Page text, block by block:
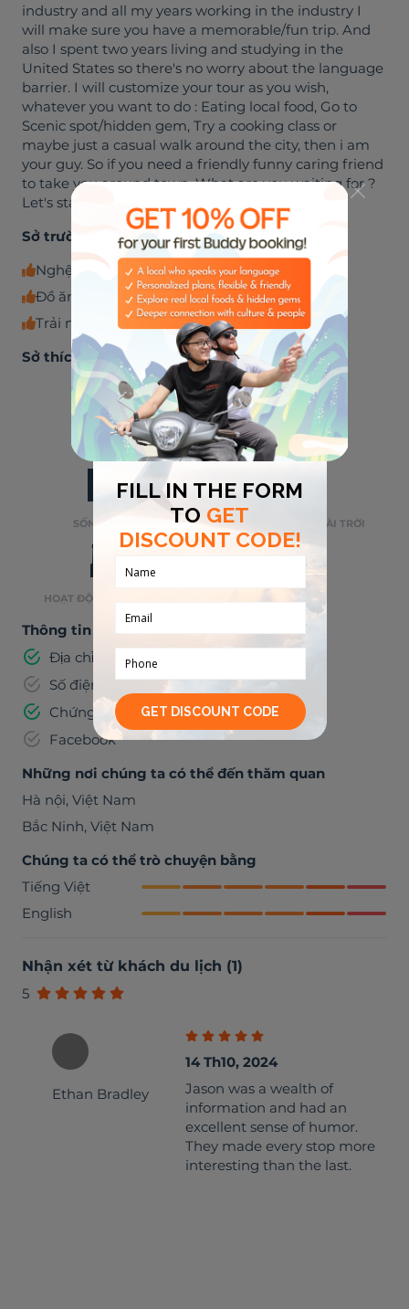
industry and all my years working in the industry I
will make sure you have a memorable/fun trip. And
also I spent two years living and studying in the
United States so there's no worry about the language
barrier. I will customize your tour as you wish,
whatever you want to do : Eating local food, Go to
Scenic spot/hidden gem, Try a cooking class or
maybe just a casual walk around the city, then i am
your guy. So if you need a friendly funny caring friend
to take you around town. What are you waiting for ?
Let's start this journey together !
Sở trường
Nghệ thuật
Đồ ăn và đồ uống
Trải nghiệm giải trí
Sở thích
🎸
ÂM NHẠC
🌮
ĂN UỐNG
🌃
SỐNG VỀ ĐÊM
⛺
HOẠT ĐỘNG NGOÀI TRỜI
🏭
HOẠT ĐỘNG TRONG NHÀ
👶
TRẺ EM
Thông tin đã được xác minh
Địa chỉ email
Số điện thoại
Chứng minh thư
Facebook
Những nơi chúng ta có thể đến thăm quan
Hà nội, Việt Nam
Bắc Ninh, Việt Nam
Chúng ta có thể trò chuyện bằng
Tiếng Việt
English
Nhận xét từ khách du lịch (1)
5
Ethan Bradley
14 Th10, 2024
Jason was a wealth of
information and had an
excellent sense of humor.
They made every stop more
interesting than the last.